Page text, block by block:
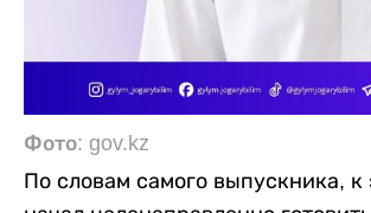
Фото: gov.kz
По словам самого выпускника, к